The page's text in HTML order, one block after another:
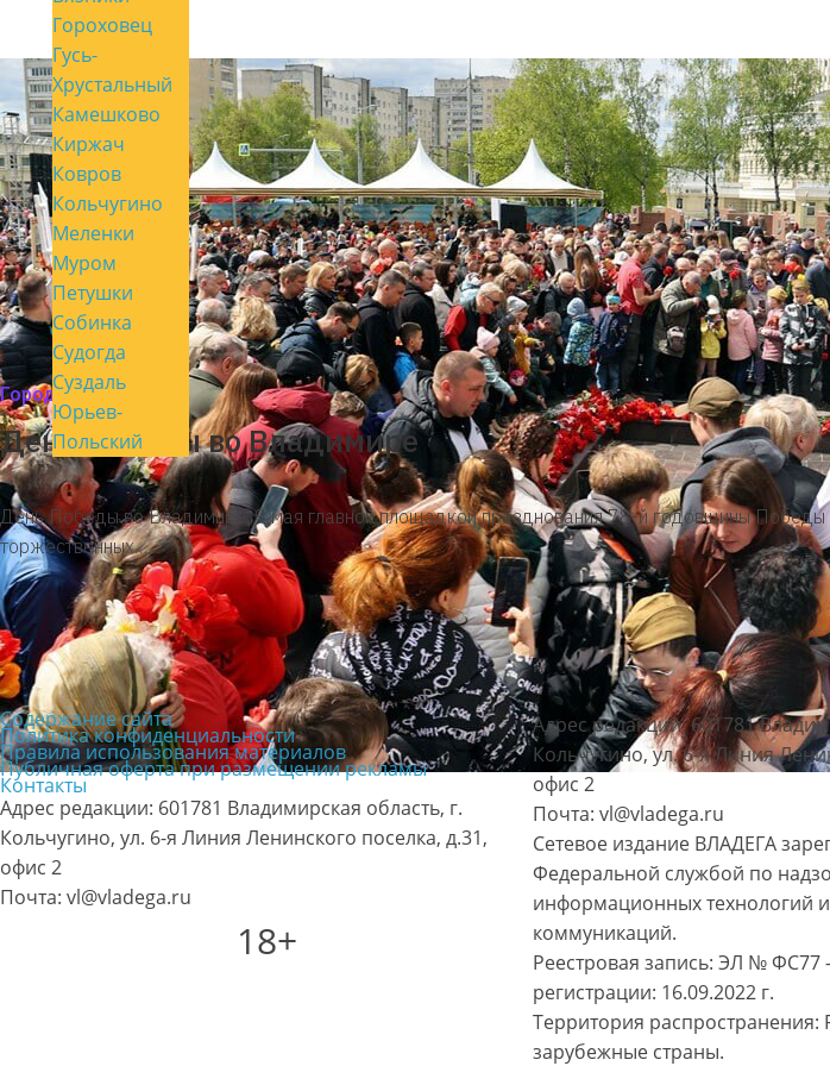
Гороховец
Гусь-
Хрустальный
Камешково
Киржач
Ковров
Кольчугино
Меленки
Муром
Петушки
Собинка
Судогда
Суздаль
Юрьев-
Польский
Город мой
День Победы во Владимире
День Победы во Владимире. 9 мая главной площадкой празднования 78-й годовщины
торжественных…
Содержание сайта
Политика конфиденциальности
Правила использования материалов
Публичная оферта при размещении рекламы
Контакты
Адрес редакции: 601781 Владимирская область, г.
Кольчугино, ул. 6-я Линия Ленинского поселка, д.31,
офис 2
Почта: vl@vladega.ru
18+
Адрес редакции: 601781
Кольчугино, ул. 6-я Линия
офис 2
Почта: vl@vladega.ru
Сетевое издание ВЛАДЕГА
Федеральной службой по
информационных технологий
коммуникаций.
Реестровая запись: ЭЛ № ФС77
регистрации: 16.09.2022 г.
Территория распространения:
зарубежные страны.